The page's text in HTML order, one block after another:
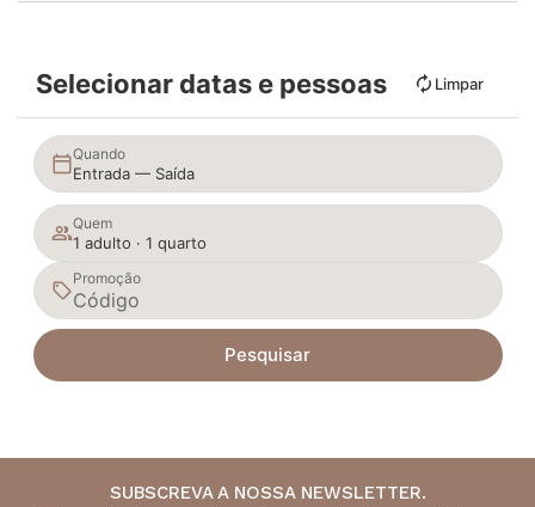
Selecionar datas e pessoas Limpar
Quando
Entrada — Saída
Quem
1 adulto · 1 quarto
Promoção
Pesquisar
SUBSCREVA A NOSSA NEWSLETTER.